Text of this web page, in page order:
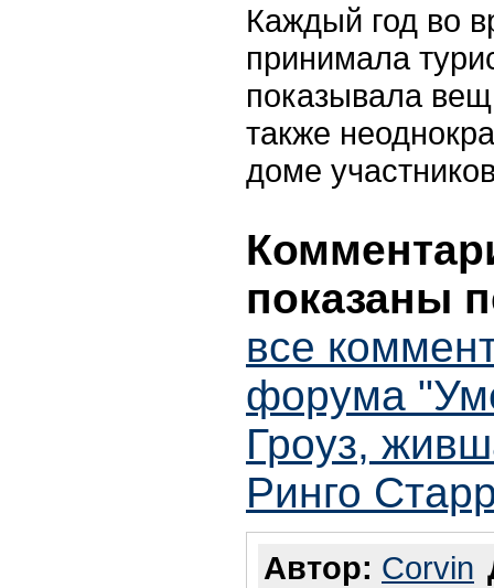
Каждый год во
принимала
показывала
также
доме
показаны
все
форума
Гроуз,
Ринго
Автор: Corvin